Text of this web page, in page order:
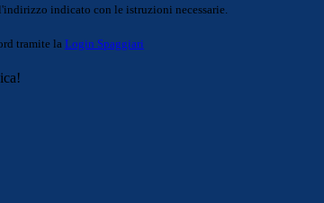
indicato con le istruzioni necessarie.
tramite la Login Spaggiari